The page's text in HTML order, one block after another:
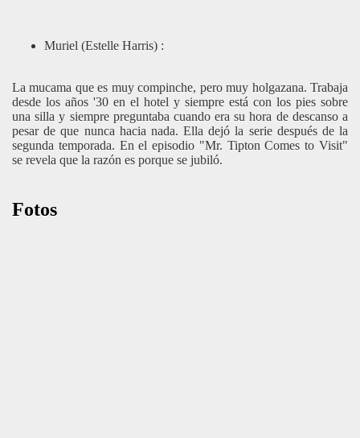
Muriel (Estelle Harris) :
La mucama que es muy compinche, pero muy holgazana. Trabaja
desde los años '30 en el hotel y siempre está con los pies sobre
una silla y siempre preguntaba cuando era su hora de descanso a
pesar de que nunca hacia nada. Ella dejó la serie después de la
segunda temporada. En el episodio "Mr. Tipton Comes to Visit"
se revela que la razón es porque se jubiló.
Fotos